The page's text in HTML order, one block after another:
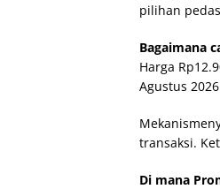
pilihan
Bagaimana
Harga
Agustus
transaksi.
Di mana